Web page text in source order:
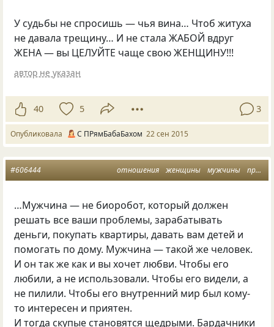
У судьбы не спросишь — чья вина… Чтоб житуха
не давала трещину… И не стала ЖАБОЙ вдруг
ЖЕНА — вы ЦЕЛУЙТЕ чаще свою ЖЕНЩИНУ!!!
автор не указан
40 5 3
Опубликовала С ПРямБабаБахом 22 сен 2015
отношения женщины мужчины проза
#606444
…Мужчина — не биоробот, который должен
решать все ваши проблемы, зарабатывать
деньги, покупать квартиры, давать вам детей и
помогать по дому. Мужчина — такой же человек.
И он так же как и вы хочет любви. Чтобы его
любили, а не использовали. Чтобы его видели, а
не пилили. Чтобы его внутренний мир был кому-
то интересен и приятен.
И тогда скупые становятся щедрыми. Бардачники